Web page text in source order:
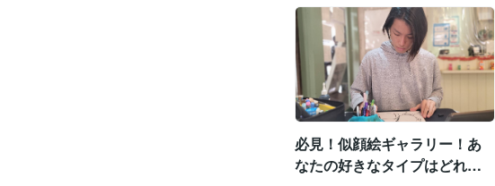
の中で楽しんでますハンカチを相手に贈
る意味で定番なのが『縁切り』『別れ』
ですよね私も知ってはいましたがとても
可愛い柄なのにプレゼントできないのは
なんだかモヤモヤするなと思って再度調
べてみました贈る相手との関係性で少し
意味合いが変わるらしんです！！！（AI
調べ）・恋人や友人へのプレゼント「涙
を拭く＝悲しみを拭い去る」意味があり
元気付けたいうや応援したい時にはいい
そうです反対に「あなたと別れたい（手
必見！似顔絵ギャラリー！あ
なたの好きなタイプはどれか